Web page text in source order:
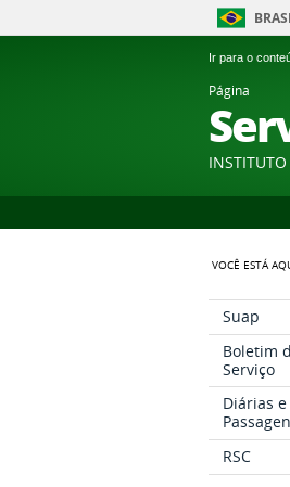
Ir para o
Página
VOCÊ ESTÁ
Suap
Boletim
Serviço
Diárias e
RSC